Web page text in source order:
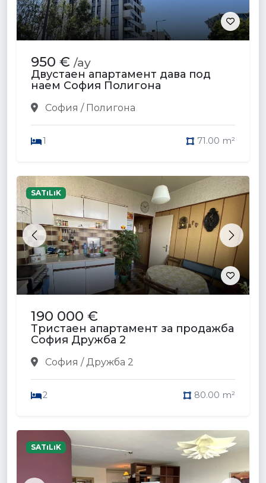
950 € /ay
Двустаен апартамент дава под
наем София Полигона
София / Полигона
1 71.00 m²
Previous Next
SATıLıK
190 000 €
Тристаен апартамент за продажба
София Дружба 2
София / Дружба 2
2 80.00 m²
SATıLıK